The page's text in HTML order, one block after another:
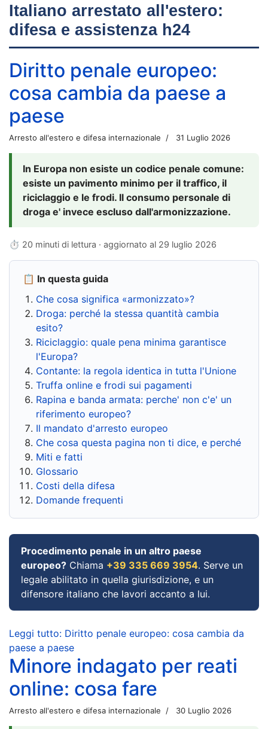
Italiano arrestato all'estero:
difesa e assistenza h24
Diritto penale europeo:
cosa cambia da paese a
paese
Arresto all'estero e difesa internazionale 31 Luglio 2026
In Europa non esiste un codice penale comune:
esiste un pavimento minimo per il traffico, il
riciclaggio e le frodi. Il consumo personale di
droga e' invece escluso dall'armonizzazione.
⏱ 20 minuti di lettura · aggiornato al 29 luglio 2026
📋 In questa guida
Che cosa significa «armonizzato»?
Droga: perché la stessa quantità cambia
esito?
Riciclaggio: quale pena minima garantisce
l'Europa?
Contante: la regola identica in tutta l'Unione
Truffa online e frodi sui pagamenti
Rapina e banda armata: perche' non c'e' un
riferimento europeo?
Il mandato d'arresto europeo
Che cosa questa pagina non ti dice, e perché
Miti e fatti
Glossario
Costi della difesa
Domande frequenti
Procedimento penale in un altro paese
europeo? Chiama +39 335 669 3954. Serve un
legale abilitato in quella giurisdizione, e un
difensore italiano che lavori accanto a lui.
Leggi tutto: Diritto penale europeo: cosa cambia da
paese a paese
Minore indagato per reati
online: cosa fare
Arresto all'estero e difesa internazionale 30 Luglio 2026